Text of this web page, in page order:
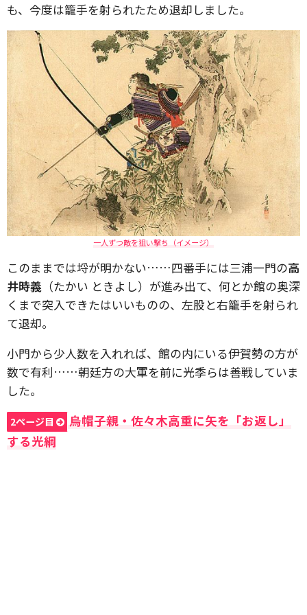
も、今度は籠手を射られたため退却しました。
一人ずつ敵を狙い撃ち（イメージ）
このままでは埒が明かない……四番手には三浦一門の高
井時義 （たかい ときよし）が進み出て、何とか館の奥深
くまで突入できたはいいものの、左股と右籠手を射られ
て退却。
小門から少人数を入れれば、館の内にいる伊賀勢の方が
数で有利……朝廷方の大軍を前に光季らは善戦していま
した。
2ページ目
烏帽子親・佐々木高重に矢を「お返し」
する光綱